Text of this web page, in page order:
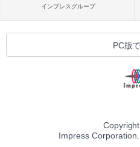
インプレスグループ
PC版
Impress